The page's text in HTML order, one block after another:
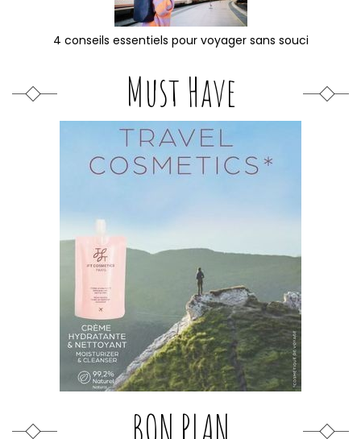
4 conseils essentiels pour voyager sans souci
Must Have
BON PLAN